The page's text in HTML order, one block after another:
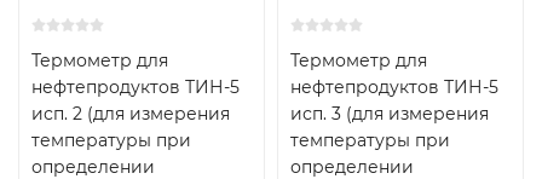
Термометр для
нефтепродуктов ТИН-5
исп. 2 (для измерения
температуры при
определении
Термометр для
нефтепродуктов ТИН-5
исп. 3 (для измерения
температуры при
определении